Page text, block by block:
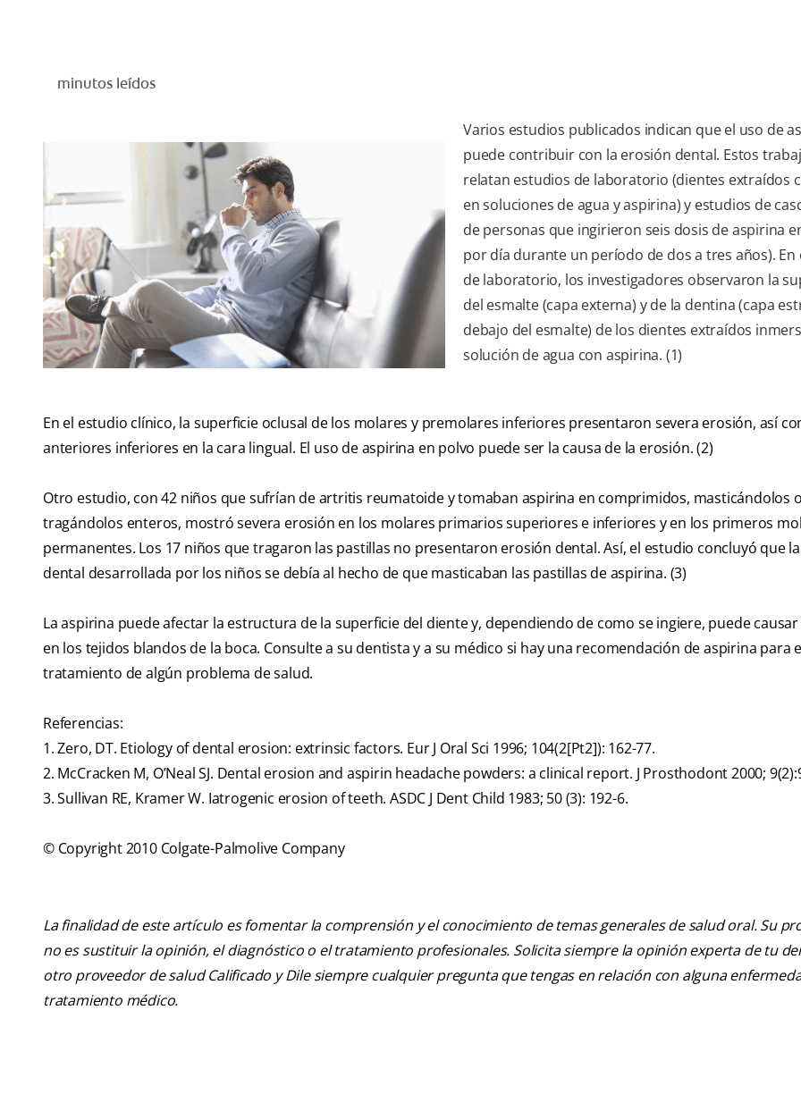
minutos leídos
Varios estudios publicados indican que el uso de
puede contribuir con la erosión dental. Estos
relatan estudios de laboratorio (dientes extraídos
en soluciones de agua y aspirina) y estudios de
de personas que ingirieron seis dosis de aspirina
por día durante un período de dos a tres años). En
de laboratorio, los investigadores observaron la
del esmalte (capa externa) y de la dentina (capa
debajo del esmalte) de los dientes extraídos
solución de agua con aspirina. (1)
En el estudio clínico, la superficie oclusal de los molares y premolares inferiores presentaron severa erosión, así
anteriores inferiores en la cara lingual. El uso de aspirina en polvo puede ser la causa de la erosión. (2)
Otro estudio, con 42 niños que sufrían de artritis reumatoide y tomaban aspirina en comprimidos, masticándolos o
tragándolos enteros, mostró severa erosión en los molares primarios superiores e inferiores y en los primeros
permanentes. Los 17 niños que tragaron las pastillas no presentaron erosión dental. Así, el estudio concluyó que
dental desarrollada por los niños se debía al hecho de que masticaban las pastillas de aspirina. (3)
La aspirina puede afectar la estructura de la superficie del diente y, dependiendo de como se ingiere, puede
en los tejidos blandos de la boca. Consulte a su dentista y a su médico si hay una recomendación de aspirina para
tratamiento de algún problema de salud.
Referencias:
1. Zero, DT. Etiology of dental erosion: extrinsic factors. Eur J Oral Sci 1996; 104(2[Pt2]): 162-77.
2. McCracken M, O’Neal SJ. Dental erosion and aspirin headache powders: a clinical report. J Prosthodont 2000;
3. Sullivan RE, Kramer W. Iatrogenic erosion of teeth. ASDC J Dent Child 1983; 50 (3): 192-6.
© Copyright 2010 Colgate-Palmolive Company
La finalidad de este artículo es fomentar la comprensión y el conocimiento de temas generales de salud oral. Su
no es sustituir la opinión, el diagnóstico o el tratamiento profesionales. Solicita siempre la opinión experta de tu
otro proveedor de salud Calificado y Dile siempre cualquier pregunta que tengas en relación con alguna
tratamiento médico.